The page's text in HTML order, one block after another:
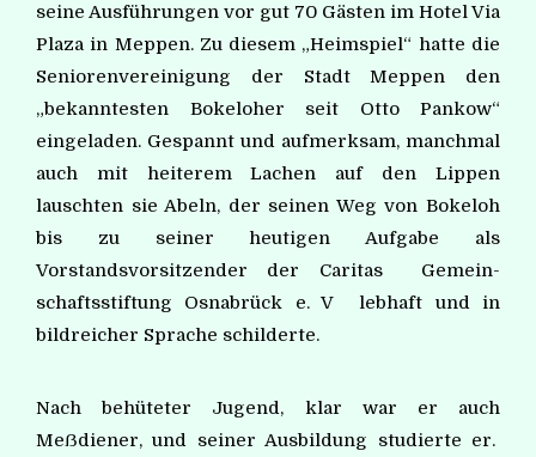
seine Ausführungen vor gut 70 Gästen im Hotel Via
Plaza in Meppen. Zu diesem „Heimspiel“ hatte die
Seniorenvereinigung der Stadt Meppen den
„bekanntesten Bokeloher seit Otto Pankow“
eingeladen. Gespannt und aufmerksam, manchmal
auch mit heiterem Lachen auf den Lippen
lauschten sie Abeln, der seinen Weg von Bokeloh
bis zu seiner heutigen Aufgabe als
Vorstandsvorsitzender der Caritas Gemein-
schaftsstiftung Osnabrück e. V lebhaft und in
bildreicher Sprache schilderte.
Nach behüteter Jugend, klar war er auch
Meẞdiener, und seiner Ausbildung studierte er.